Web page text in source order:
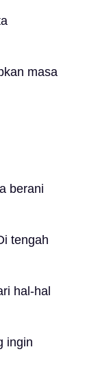
masa
berani
tengah
hal-hal
ingin